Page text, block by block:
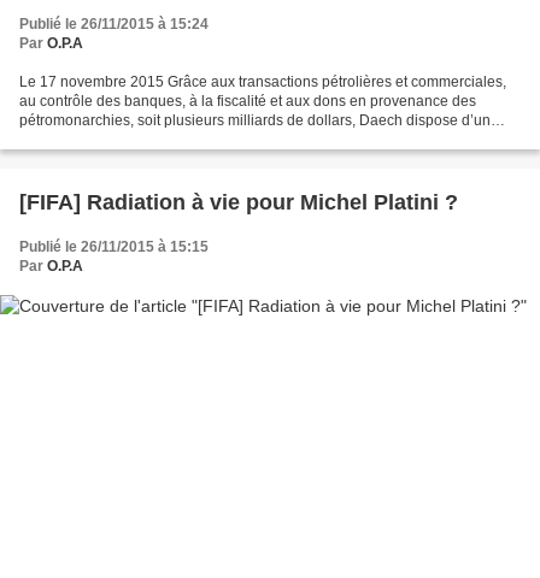
Publié le 26/11/2015 à 15:24
Par O.P.A
Le 17 novembre 2015 Grâce aux transactions pétrolières et commerciales,
au contrôle des banques, à la fiscalité et aux dons en provenance des
pétromonarchies, soit plusieurs milliards de dollars, Daech dispose d’un
[FIFA] Radiation à vie pour Michel Platini ?
Publié le 26/11/2015 à 15:15
Par O.P.A